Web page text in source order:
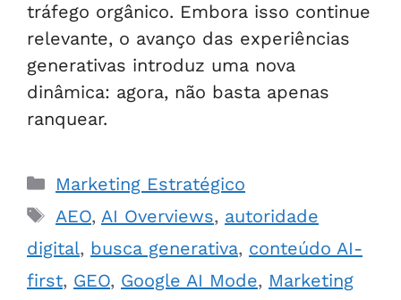
tráfego orgânico. Embora isso continue
relevante, o avanço das experiências
generativas introduz uma nova
dinâmica: agora, não basta apenas
ranquear.
Marketing Estratégico
AEO, AI Overviews, autoridade
digital, busca generativa, conteúdo AI-
first, GEO, Google AI Mode, Marketing